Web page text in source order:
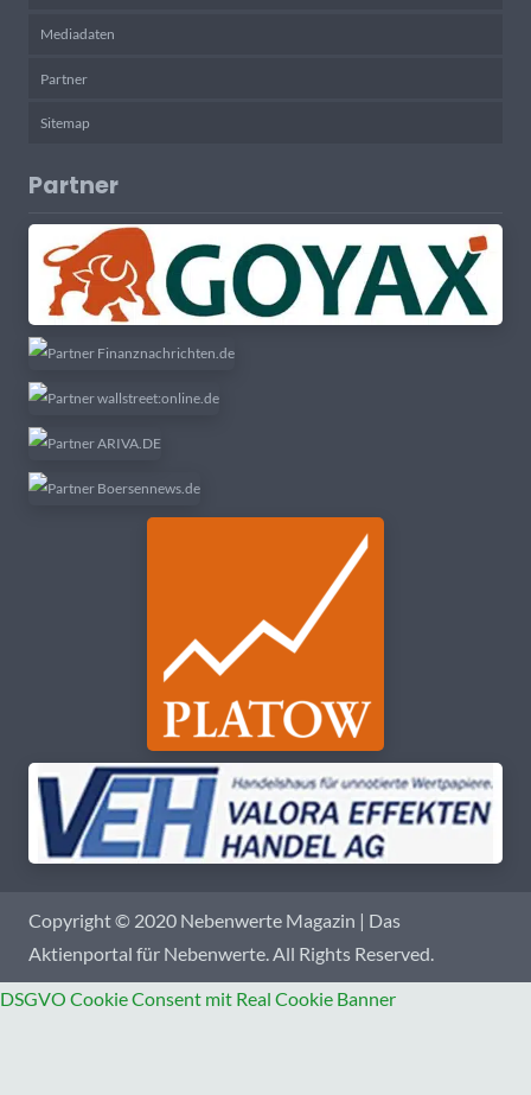
Mediadaten
Partner
Sitemap
Partner
Copyright © 2020 Nebenwerte Magazin | Das
Aktienportal für Nebenwerte. All Rights Reserved.
DSGVO Cookie Consent mit Real Cookie Banner